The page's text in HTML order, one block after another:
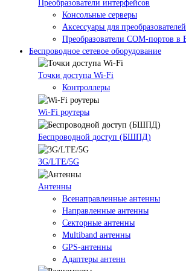
Преобразователи интерфейсов
Консольные серверы
Аксессуары для
Преобразователи COM-портов в
Беспроводное сетевое оборудование
Точки доступа Wi-Fi
Контроллеры
Wi-Fi роутеры
Беспроводной доступ (БШПД)
3G/LTE/5G
Антенны
Всенаправленные антенны
Направленные антенны
Секторные антенны
Multiband антенны
GPS-антенны
Адаптеры антенн